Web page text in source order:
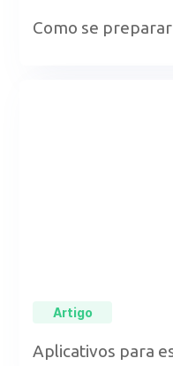
Como se
Artigo
Aplicativos para